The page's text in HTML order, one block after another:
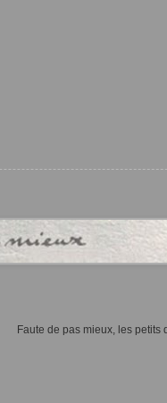
Faute de pas mieux, les